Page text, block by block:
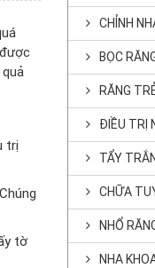
trị
tờ
CHỈNH
BỌC
RĂNG
ĐIỀU TRỊ
TẨY
CHỮA
NHỔ
NHA